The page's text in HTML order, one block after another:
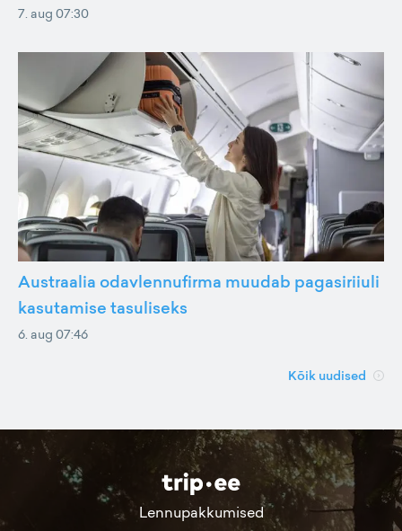
7. aug 07:30
Austraalia odavlennufirma muudab pagasiriiuli
kasutamise tasuliseks
6. aug 07:46
Kõik uudised
Lennupakkumised